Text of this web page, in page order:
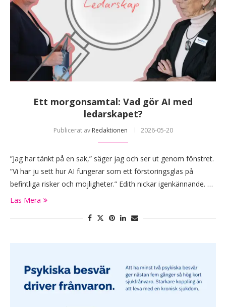
Ett morgonsamtal: Vad gör AI med
ledarskapet?
Publicerat av Redaktionen 2026-05-20
”Jag har tänkt på en sak,” säger jag och ser ut genom fönstret.
”Vi har ju sett hur AI fungerar som ett förstoringsglas på
befintliga risker och möjligheter.” Edith nickar igenkännande. …
Läs Mera